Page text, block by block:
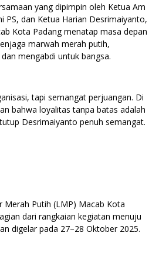
yang dipimpin oleh Ketua Am
PS, dan Ketua Harian Desrimaiyanto,
Kota Padang menatap masa depan
marwah merah putih,
mengabdi untuk bangsa.
tapi semangat perjuangan. Di
bahwa loyalitas tanpa batas adalah
Desrimaiyanto penuh semangat.
Merah Putih (LMP) Macab Kota
dari rangkaian kegiatan menuju
digelar pada 27–28 Oktober 2025.